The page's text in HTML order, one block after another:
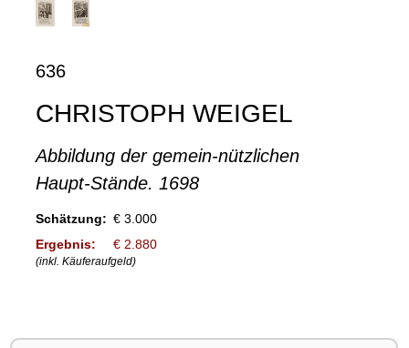
636
CHRISTOPH WEIGEL
Abbildung der gemein-nützlichen
Haupt-Stände. 1698
Schätzung: € 3.000
Ergebnis:
€ 2.880
(inkl. Käuferaufgeld)